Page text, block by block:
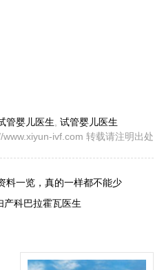
管婴儿医生, 试管婴儿医生
ivf.com 转载请注明出处
料一览，真的一样都不能少
产科巴拉霍瓦医生